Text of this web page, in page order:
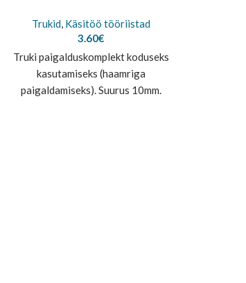
Trukid, Käsitöö tööriistad
3.60€
Truki paigalduskomplekt koduseks
kasutamiseks (haamriga
paigaldamiseks). Suurus 10mm.